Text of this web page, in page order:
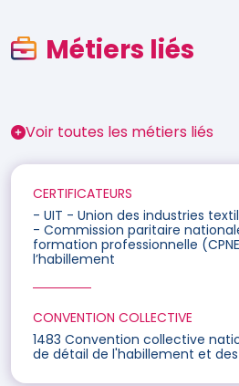
Métiers liés
Voir toutes les métiers liés
CERTIFICATEURS
- UIT - Union des industries
- Commission paritaire
formation professionnelle
l’habillement
CONVENTION COLLECTIVE
1483 Convention collective
de détail de l'habillement et